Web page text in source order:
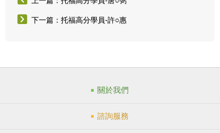
下一篇：托福高分學員-許○惠
關於我們
諮詢服務